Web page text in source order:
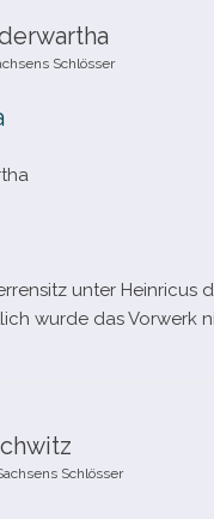
Schlösser
unter Heinricus
wurde das Vorwerk
Schlösser